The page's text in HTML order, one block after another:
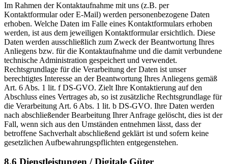
Im Rahmen der Kontaktaufnahme mit uns (z.B. per
Kontaktformular oder E-Mail) werden personenbezogene Daten
erhoben. Welche Daten im Falle eines Kontaktformulars erhoben
werden, ist aus dem jeweiligen Kontaktformular ersichtlich. Diese
Daten werden ausschließlich zum Zweck der Beantwortung Ihres
Anliegens bzw. für die Kontaktaufnahme und die damit verbundene
technische Administration gespeichert und verwendet.
Rechtsgrundlage für die Verarbeitung der Daten ist unser
berechtigtes Interesse an der Beantwortung Ihres Anliegens gemäß
Art. 6 Abs. 1 lit. f DS-GVO. Zielt Ihre Kontaktierung auf den
Abschluss eines Vertrages ab, so ist zusätzliche Rechtsgrundlage für
die Verarbeitung Art. 6 Abs. 1 lit. b DS-GVO. Ihre Daten werden
nach abschließender Bearbeitung Ihrer Anfrage gelöscht, dies ist der
Fall, wenn sich aus den Umständen entnehmen lässt, dass der
betroffene Sachverhalt abschließend geklärt ist und sofern keine
gesetzlichen Aufbewahrungspflichten entgegenstehen.
8.6 Dienstleistungen / Digitale Güter